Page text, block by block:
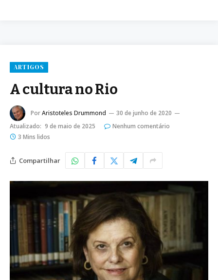
ARTIGOS
A cultura no Rio
PorAristoteles Drummond
30 de junho de 2020
Atualizado: 9 de maio de 2025
Nenhum comentário
3 Mins lidos
Compartilhar